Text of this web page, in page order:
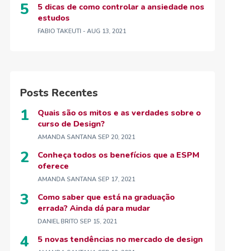
5 dicas de como controlar a ansiedade nos
estudos
FABIO TAKEUTI - AUG 13, 2021
Posts Recentes
Quais são os mitos e as verdades sobre o
curso de Design?
AMANDA SANTANASEP 20, 2021
Conheça todos os benefícios que a ESPM
oferece
AMANDA SANTANASEP 17, 2021
Como saber que está na graduação
errada? Ainda dá para mudar
DANIEL BRITO SEP 15, 2021
5 novas tendências no mercado de design